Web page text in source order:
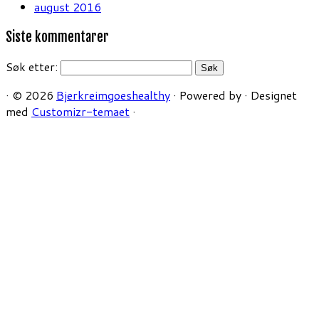
august 2016
Siste kommentarer
Søk etter:
· © 2026 Bjerkreimgoeshealthy · Powered by · Designet
med Customizr-temaet ·